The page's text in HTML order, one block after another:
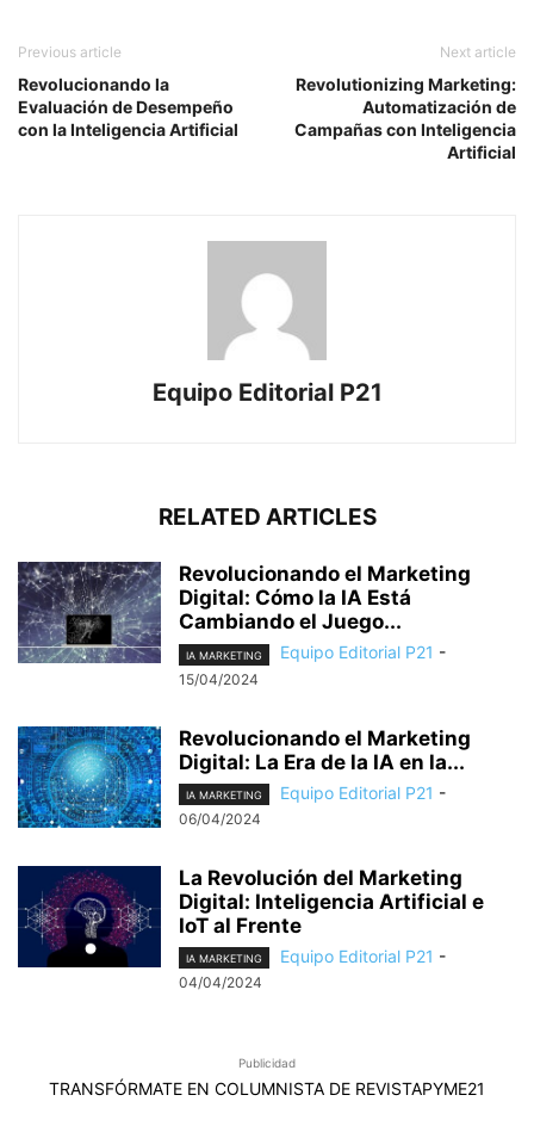
Previous article
Revolucionando la
Evaluación de Desempeño
con la Inteligencia Artificial
Next article
Revolutionizing Marketing:
Automatización de
Campañas con Inteligencia
Artificial
Equipo Editorial P21
RELATED ARTICLES
Revolucionando el Marketing
Digital: Cómo la IA Está
Cambiando el Juego...
IA MARKETING Equipo Editorial P21 -
15/04/2024
Revolucionando el Marketing
Digital: La Era de la IA en la...
IA MARKETING Equipo Editorial P21 -
06/04/2024
La Revolución del Marketing
Digital: Inteligencia Artificial e
IoT al Frente
IA MARKETING Equipo Editorial P21 -
04/04/2024
Publicidad
TRANSFÓRMATE EN COLUMNISTA DE REVISTAPYME21